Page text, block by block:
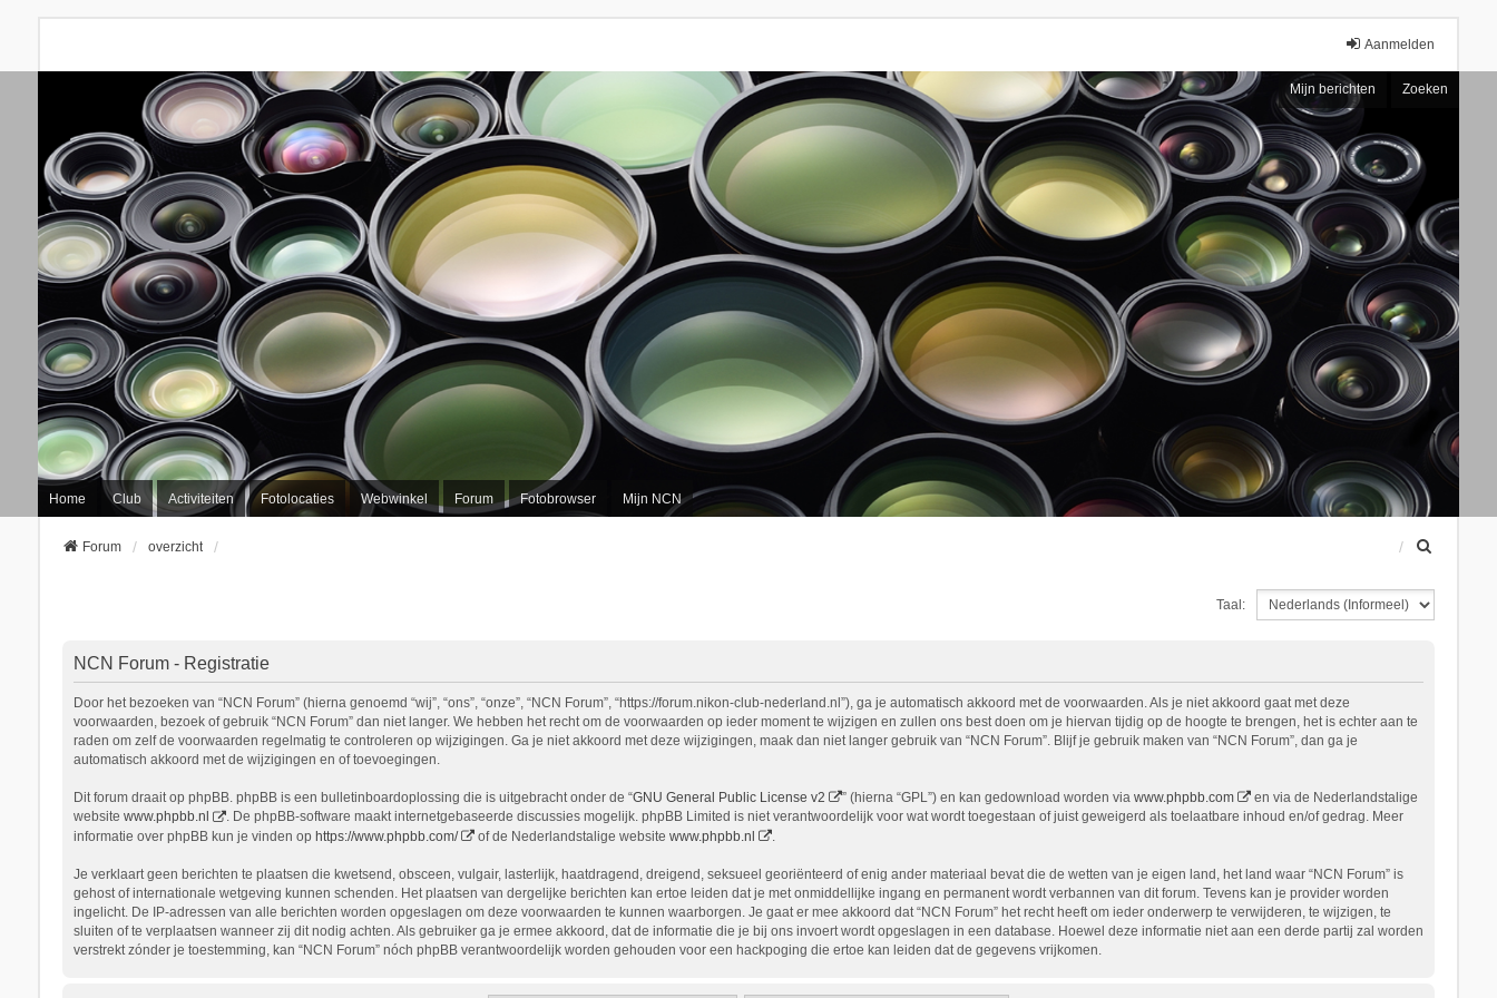
Aanmelden
Mijn berichten Zoeken
Home Club Activiteiten Fotolocaties Webwinkel Forum Fotobrowser Mijn NCN
Forum overzicht
e
Taal:
NCN Forum - Registratie
Door het bezoeken van “NCN Forum” (hierna genoemd “wij”, “ons”, “onze”, “NCN Forum”, “https://forum.nikon-club-nederland.nl”), ga je automatisch akkoord met de voorwaarden. Als je niet akkoord gaat met deze
voorwaarden, bezoek of gebruik “NCN Forum” dan niet langer. We hebben het recht om de voorwaarden op ieder moment te wijzigen en zullen ons best doen om je hiervan tijdig op de hoogte te brengen, het is echter aan te
raden om zelf de voorwaarden regelmatig te controleren op wijzigingen. Ga je niet akkoord met deze wijzigingen, maak dan niet langer gebruik van “NCN Forum”. Blijf je gebruik maken van “NCN Forum”, dan ga je
automatisch akkoord met de wijzigingen en of toevoegingen.
Dit forum draait op phpBB. phpBB is een bulletinboardoplossing die is uitgebracht onder de “GNU General Public License v2 ” (hierna “GPL”) en kan gedownload worden via www.phpbb.com
en via de Nederlandstalige
website www.phpbb.nl
. De phpBB-software maakt internetgebaseerde discussies mogelijk. phpBB Limited is niet verantwoordelijk voor wat wordt toegestaan of juist geweigerd als toelaatbare inhoud en/of gedrag. Meer
informatie over phpBB kun je vinden op https://www.phpbb.com/ of de Nederlandstalige website www.phpbb.nl .
Je verklaart geen berichten te plaatsen die kwetsend, obsceen, vulgair, lasterlijk, haatdragend, dreigend, seksueel georiënteerd of enig ander materiaal bevat die de wetten van je eigen land, het land waar “NCN Forum” is
gehost of internationale wetgeving kunnen schenden. Het plaatsen van dergelijke berichten kan ertoe leiden dat je met onmiddellijke ingang en permanent wordt verbannen van dit forum. Tevens kan je provider worden
ingelicht. De IP-adressen van alle berichten worden opgeslagen om deze voorwaarden te kunnen waarborgen. Je gaat er mee akkoord dat “NCN Forum” het recht heeft om ieder onderwerp te verwijderen, te wijzigen, te
sluiten of te verplaatsen wanneer zij dit nodig achten. Als gebruiker ga je ermee akkoord, dat de informatie die je bij ons invoert wordt opgeslagen in een database. Hoewel deze informatie niet aan een derde partij zal worden
verstrekt zónder je toestemming, kan “NCN Forum” nóch phpBB verantwoordelijk worden gehouden voor een hackpoging die ertoe kan leiden dat de gegevens vrijkomen.